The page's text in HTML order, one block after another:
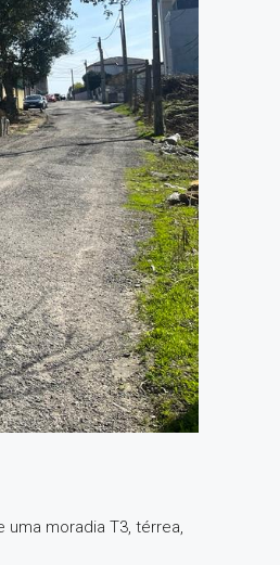
moradia T3, térrea,